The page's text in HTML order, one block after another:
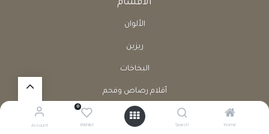
Home
Search
0
Wishlist
Account
الأقسام
الألوان
ريزين
البخاخات
أقلام رصاص وفحم
أدوات حرفية